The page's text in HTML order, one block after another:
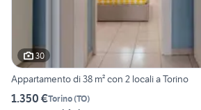
30
Appartamento di 38 m² con 2 locali a Torino
1.350 €Torino(TO)